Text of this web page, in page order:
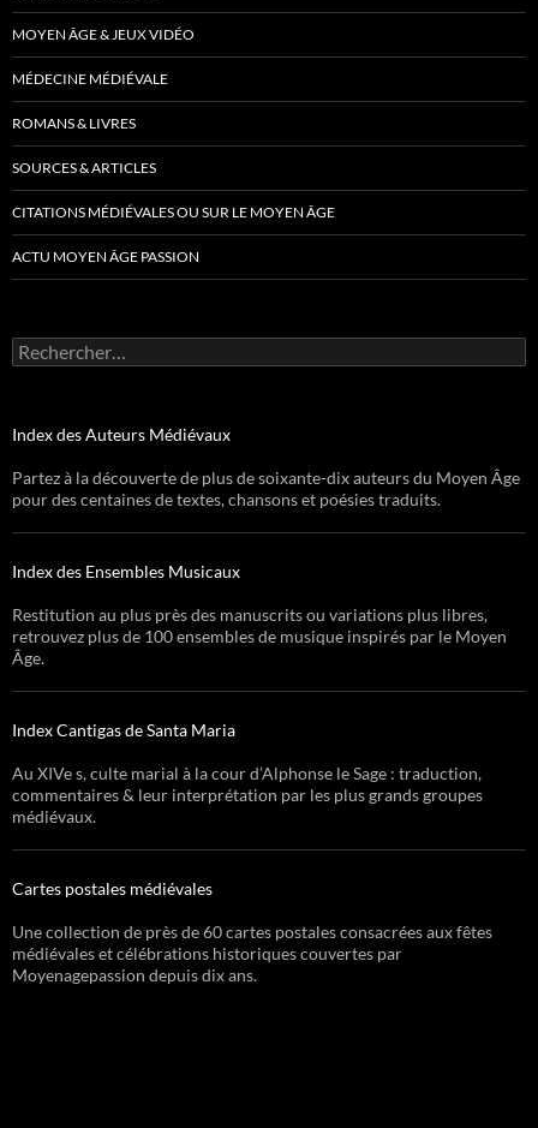
MOYEN ÂGE & JEUX VIDÉO
MÉDECINE MÉDIÉVALE
ROMANS & LIVRES
SOURCES & ARTICLES
CITATIONS MÉDIÉVALES OU SUR LE MOYEN ÂGE
ACTU MOYEN ÂGE PASSION
Rechercher :
Index des Auteurs Médiévaux
Partez à la découverte de plus de soixante-dix auteurs du Moyen Âge
pour des centaines de textes, chansons et poésies traduits.
Index des Ensembles Musicaux
Restitution au plus près des manuscrits ou variations plus libres,
retrouvez plus de 100 ensembles de musique inspirés par le Moyen
Âge.
Index Cantigas de Santa Maria
Au XIVe s, culte marial à la cour d’Alphonse le Sage : traduction,
commentaires & leur interprétation par les plus grands groupes
médiévaux.
Cartes postales médiévales
Une collection de près de 60 cartes postales consacrées aux fêtes
médiévales et célébrations historiques couvertes par
Moyenagepassion depuis dix ans.